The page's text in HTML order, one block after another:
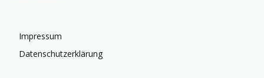
Impressum
Datenschutzerklärung